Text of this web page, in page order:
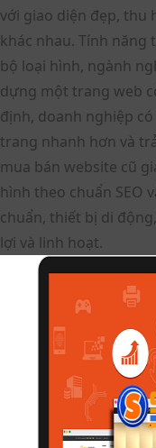
với giao diện đẹp, thu
khác nhau. Tính
bộ loại hình, ngành
dựng một trang web
định, doanh nghiệp
trang nhanh hơn và
mua bán website cũ
hình theo chuẩn SEO
chuẩn, thiết bị di
lợi và linh hoạt.